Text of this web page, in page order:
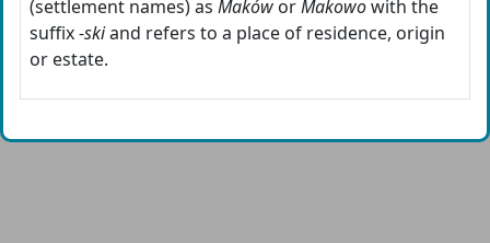
(settlement names) as Maków orMakowowith the
suffix -skiand refers to a place of residence, origin
or estate.